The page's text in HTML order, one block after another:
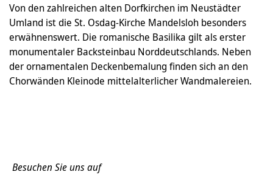
Von den zahlreichen alten Dorfkirchen im Neustädter
Umland ist die St. Osdag-Kirche Mandelsloh besonders
erwähnenswert. Die romanische Basilika gilt als erster
monumentaler Backsteinbau Norddeutschlands. Neben
der ornamentalen Deckenbemalung finden sich an den
Chorwänden Kleinode mittelalterlicher Wandmalereien.
Besuchen Sie uns auf